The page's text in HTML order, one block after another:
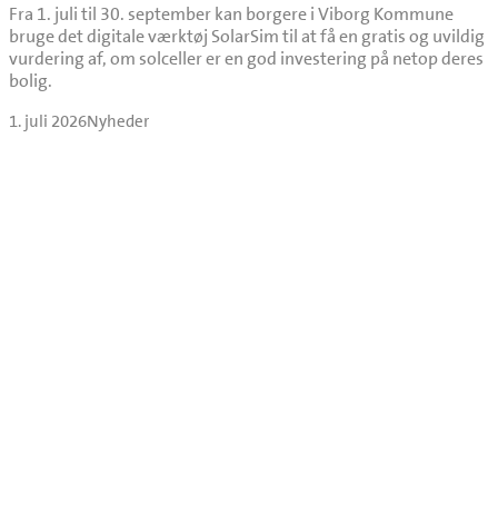
Fra 1. juli til 30. september kan borgere i Viborg Kommune
bruge det digitale værktøj SolarSim til at få en gratis og uvildig
vurdering af, om solceller er en god investering på netop deres
bolig.
1. juli 2026Nyheder